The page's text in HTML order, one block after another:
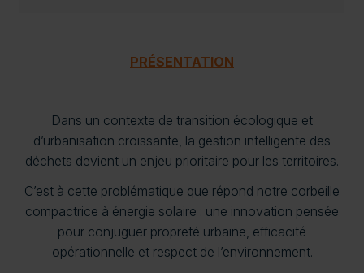
PRÉSENTATION
Dans un contexte de transition écologique et
d’urbanisation croissante, la gestion intelligente des
déchets devient un enjeu prioritaire pour les territoires.
C’est à cette problématique que répond notre corbeille
compactrice à énergie solaire : une innovation pensée
pour conjuguer propreté urbaine, efficacité
opérationnelle et respect de l’environnement.